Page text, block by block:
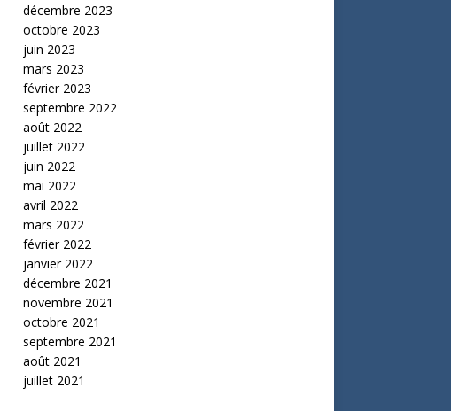
décembre 2023
octobre 2023
juin 2023
mars 2023
février 2023
septembre 2022
août 2022
juillet 2022
juin 2022
mai 2022
avril 2022
mars 2022
février 2022
janvier 2022
décembre 2021
novembre 2021
octobre 2021
septembre 2021
août 2021
juillet 2021